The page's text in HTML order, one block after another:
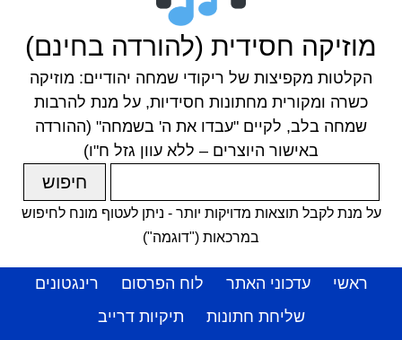
מוזיקה חסידית (להורדה בחינם)
הקלטות מקפיצות של ריקודי שמחה יהודיים: מוזיקה
כשרה ומקורית מחתונות חסידיות, על מנת להרבות
שמחה בלב, לקיים "עבדו את ה' בשמחה" (ההורדה
באישור היוצרים – ללא עוון גזל ח"ו)
על מנת לקבל תוצאות מדויקות יותר - ניתן לעטוף מונח לחיפוש
במרכאות ("דוגמה")
ראשי עדכוני האתר לוח הפרסום
רינגטונים
שליחת חתונות
תיקיות דרייב